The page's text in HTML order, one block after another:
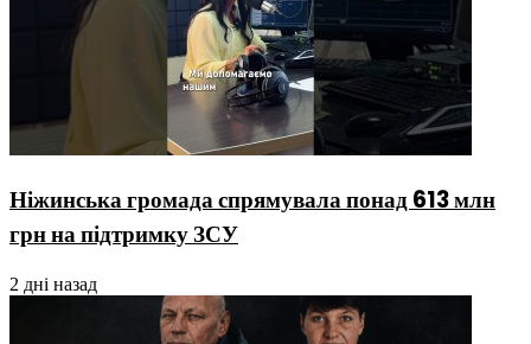
Ніжинська громада спрямувала понад 613 млн
грн на підтримку ЗСУ
2 дні назад